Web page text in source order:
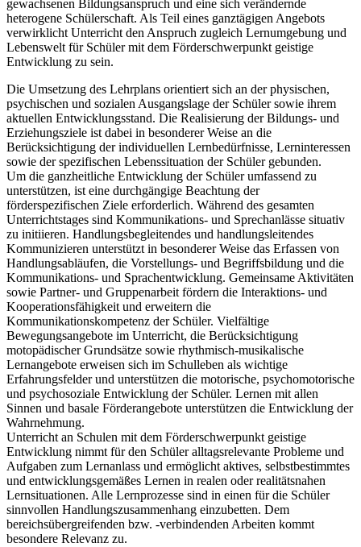
gewachsenen Bildungsanspruch und eine sich verändernde
heterogene Schülerschaft. Als Teil eines ganztägigen Angebots
verwirklicht Unterricht den Anspruch zugleich Lernumgebung und
Lebenswelt für Schüler mit dem Förderschwerpunkt geistige
Entwicklung zu sein.
Die Umsetzung des Lehrplans orientiert sich an der physischen,
psychischen und sozialen Ausgangslage der Schüler sowie ihrem
aktuellen Entwicklungsstand. Die Realisierung der Bildungs- und
Erziehungsziele ist dabei in besonderer Weise an die
Berücksichtigung der individuellen Lernbedürfnisse, Lerninteressen
sowie der spezifischen Lebenssituation der Schüler gebunden.
Um die ganzheitliche Entwicklung der Schüler umfassend zu
unterstützen, ist eine durchgängige Beachtung der
förderspezifischen Ziele erforderlich. Während des gesamten
Unterrichtstages sind Kommunikations- und Sprechanlässe situativ
zu initiieren. Handlungsbegleitendes und handlungsleitendes
Kommunizieren unterstützt in besonderer Weise das Erfassen von
Handlungsabläufen, die Vorstellungs- und Begriffsbildung und die
Kommunikations- und Sprachentwicklung. Gemeinsame Aktivitäten
sowie Partner- und Gruppenarbeit fördern die Interaktions- und
Kooperationsfähigkeit und erweitern die
Kommunikationskompetenz der Schüler. Vielfältige
Bewegungsangebote im Unterricht, die Berücksichtigung
motopädischer Grundsätze sowie rhythmisch-musikalische
Lernangebote erweisen sich im Schulleben als wichtige
Erfahrungsfelder und unterstützen die motorische, psychomotorische
und psychosoziale Entwicklung der Schüler. Lernen mit allen
Sinnen und basale Förderangebote unterstützen die Entwicklung der
Wahrnehmung.
Unterricht an Schulen mit dem Förderschwerpunkt geistige
Entwicklung nimmt für den Schüler alltagsrelevante Probleme und
Aufgaben zum Lernanlass und ermöglicht aktives, selbstbestimmtes
und entwicklungsgemäßes Lernen in realen oder realitätsnahen
Lernsituationen. Alle Lernprozesse sind in einen für die Schüler
sinnvollen Handlungszusammenhang einzubetten. Dem
bereichsübergreifenden bzw. -verbindenden Arbeiten kommt
besondere Relevanz zu.